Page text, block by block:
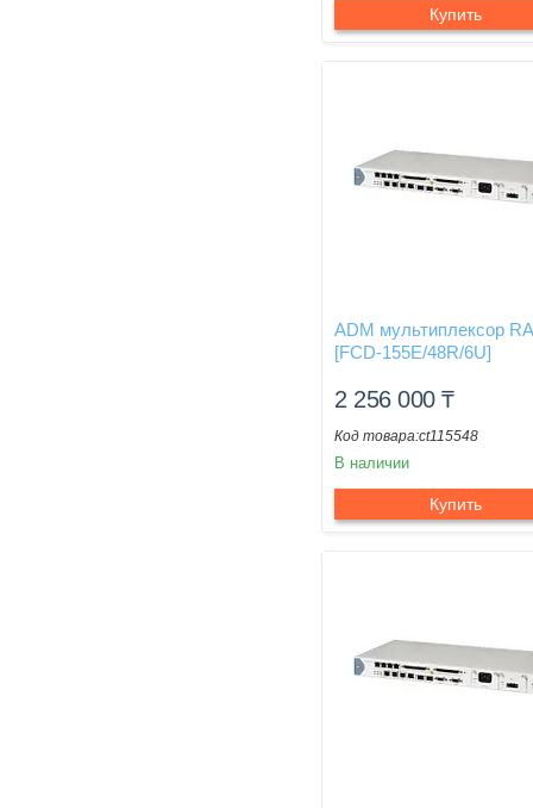
Купить
ADM мультиплексор
[FCD-155E/48R/6U]
2 256 000₸
ct115548
В наличии
Купить